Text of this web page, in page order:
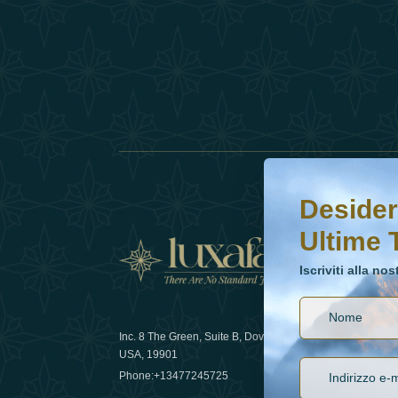
Inc. 8 The Green, Suite B, Dover, DE
USA, 19901
Phone:+13477245725
Come la
lusso nel
Desideri saperne di
Iscriviti alla nostra
Ultime
Iscriviti alla